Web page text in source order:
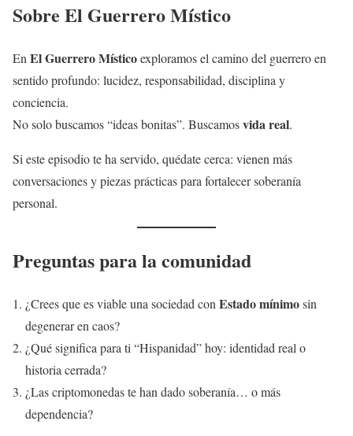
Sobre El Guerrero Místico
En El Guerrero Místicoexploramos el camino del guerrero en
sentido profundo: lucidez, responsabilidad, disciplina y
conciencia.
No solo buscamos “ideas bonitas”. Buscamosvida real.
Si este episodio te ha servido, quédate cerca: vienen más
conversaciones y piezas prácticas para fortalecer soberanía
personal.
Preguntas para la comunidad
¿Crees que es viable una sociedad con Estado mínimosin
degenerar en caos?
¿Qué significa para ti “Hispanidad” hoy: identidad real o
historia cerrada?
¿Las criptomonedas te han dado soberanía… o más
dependencia?